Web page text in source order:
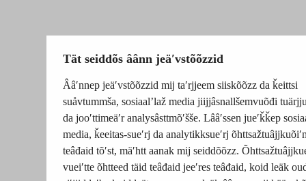
Tät seiddõs âânn jeäʹvstõõzzid
Ââʹnnep jeäʹvstõõzzid mij taʹrjjeem siiskõõzz da ǩeittsi
suåvtummša, sosiaalʼlaž media jiijjâsnallšemvuõđi
da jooʹttimeäʹr analysâsttmõʹšše. Lââʹssen jueʹǩǩep
media, ǩeeitas-sueʹrj da analytikksueʹrj
teâđaid tõʹst, mäʹhtt aanak mij seiddõõzz.
vueiʹtte õhtteed täid teâđaid jeeʹres teâđaid, koid leäk